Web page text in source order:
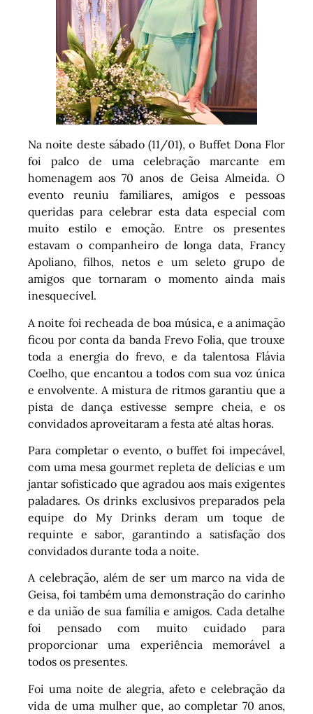
Na noite deste sábado (11/01), o Buffet Dona Flor
foi palco de uma celebração marcante em
homenagem aos 70 anos de Geisa Almeida. O
evento reuniu familiares, amigos e pessoas
queridas para celebrar esta data especial com
muito estilo e emoção. Entre os presentes
estavam o companheiro de longa data, Francy
Apoliano, filhos, netos e um seleto grupo de
amigos que tornaram o momento ainda mais
inesquecível.
A noite foi recheada de boa música, e a animação
ficou por conta da banda Frevo Folia, que trouxe
toda a energia do frevo, e da talentosa Flávia
Coelho, que encantou a todos com sua voz única
e envolvente. A mistura de ritmos garantiu que a
pista de dança estivesse sempre cheia, e os
convidados aproveitaram a festa até altas horas.
Para completar o evento, o buffet foi impecável,
com uma mesa gourmet repleta de delícias e um
jantar sofisticado que agradou aos mais exigentes
paladares. Os drinks exclusivos preparados pela
equipe do My Drinks deram um toque de
requinte e sabor, garantindo a satisfação dos
convidados durante toda a noite.
A celebração, além de ser um marco na vida de
Geisa, foi também uma demonstração do carinho
e da união de sua família e amigos. Cada detalhe
foi pensado com muito cuidado para
proporcionar uma experiência memorável a
todos os presentes.
Foi uma noite de alegria, afeto e celebração da
vida de uma mulher que, ao completar 70 anos,